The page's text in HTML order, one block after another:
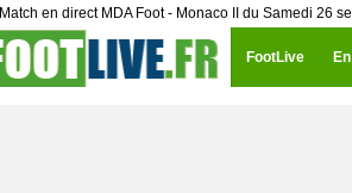
Match en direct MDA Foot - Monaco II du Samedi 26
FootLive